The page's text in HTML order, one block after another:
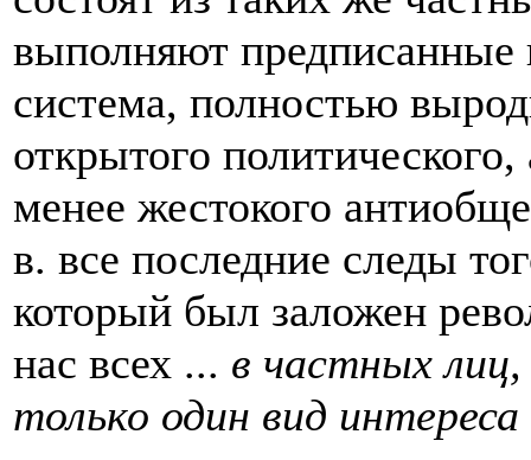
выполняют предписанные
система, полностью
открытого
менее жестокого
в. все последние следы
который был заложен
нас всех ... в частных
только один вид